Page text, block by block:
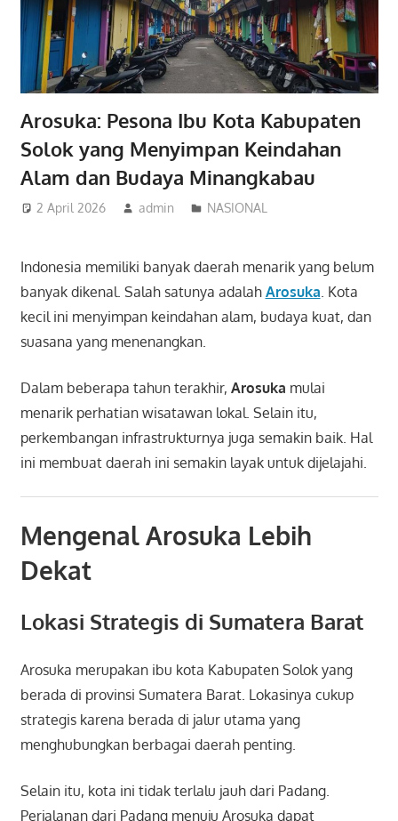
Arosuka: Pesona Ibu Kota Kabupaten
Solok yang Menyimpan Keindahan
Alam dan Budaya Minangkabau
2 April 2026 admin NASIONAL
Indonesia memiliki banyak daerah menarik yang belum
banyak dikenal. Salah satunya adalah Arosuka . Kota
kecil ini menyimpan keindahan alam, budaya kuat, dan
suasana yang menenangkan.
Dalam beberapa tahun terakhir, Arosuka mulai
menarik perhatian wisatawan lokal. Selain itu,
perkembangan infrastrukturnya juga semakin baik. Hal
ini membuat daerah ini semakin layak untuk dijelajahi.
Mengenal Arosuka Lebih
Dekat
Lokasi Strategis di Sumatera Barat
Arosuka merupakan ibu kota Kabupaten Solok yang
berada di provinsi Sumatera Barat. Lokasinya cukup
strategis karena berada di jalur utama yang
menghubungkan berbagai daerah penting.
Selain itu, kota ini tidak terlalu jauh dari Padang.
Perjalanan dari Padang menuju Arosuka dapat